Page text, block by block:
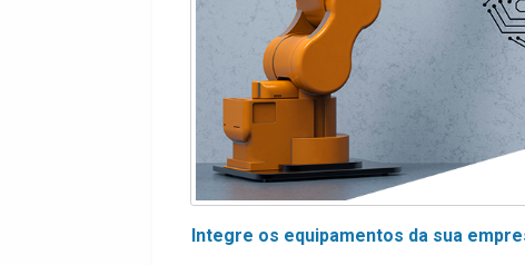
Integre os equipamentos da sua